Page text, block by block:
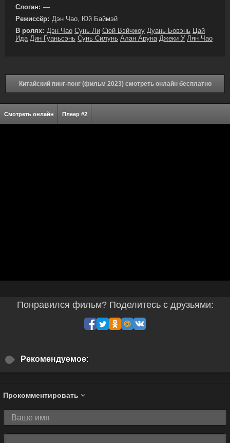
Слоган: —
Режиссёр: Дэн Чао, Юй Баймэй
В ролях: Дэн Чао Сунь Ли Сюй Вэйчжоу Дуань Бовэнь
Цай
Ида Дин Гуаньсэнь Сунь Силунь Алан Аруна Джеки У Лян Чао
Китайский пинг-понг (фильм 2023) смотреть онлайн бесплатно
Смотреть онлайн Плеер #2
Понравился фильм? Поделитесь с друзьями:
Рекомендуемое:
Прокомментировать